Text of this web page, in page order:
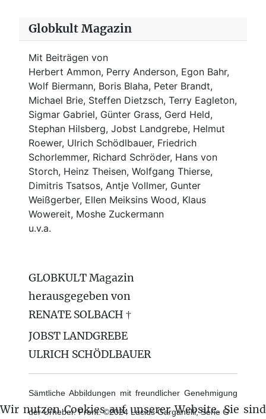
Globkult Magazin
Mit Beiträgen von
Herbert Ammon, Perry Anderson, Egon Bahr,
Wolf Biermann, Boris Blaha, Peter Brandt,
Michael Brie, Steffen Dietzsch, Terry Eagleton,
Sigmar Gabriel, Günter Grass, Gerd Held,
Stephan Hilsberg, Jobst Landgrebe, Helmut
Roewer, Ulrich Schödlbauer, Friedrich
Schorlemmer, Richard Schröder, Hans von
Storch, Heinz Theisen, Wolfgang Thierse,
Dimitris Tsatsos, Antje Vollmer, Gunter
Weißgerber, Ellen Meiksins Wood, Klaus
Wowereit, Moshe Zuckermann
u.v.a.
GLOBKULT Magazin
herausgegeben von
RENATE SOLBACH †
JOBST LANDGREBE
ULRICH SCHÖDLBAUER
Sämtliche Abbildungen mit freundlicher Genehmigung
der Urheber. Front: ©2024 Lucius Garganelli, Serie G
Wir nutzen Cookies auf unserer Website. Sie sind